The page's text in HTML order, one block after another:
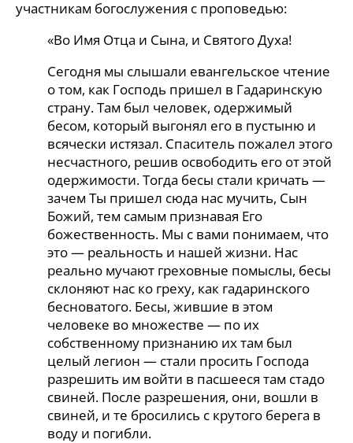
участникам богослужения с проповедью:
«Во Имя Отца и Сына, и Святого Духа!
Сегодня мы слышали евангельское чтение
о том, как Господь пришел в Гадаринскую
страну. Там был человек, одержимый
бесом, который выгонял его в пустыню и
всячески истязал. Спаситель пожалел этого
несчастного, решив освободить его от этой
одержимости. Тогда бесы стали кричать —
зачем Ты пришел сюда нас мучить, Сын
Божий, тем самым признавая Его
божественность. Мы с вами понимаем, что
это — реальность и нашей жизни. Нас
реально мучают греховные помыслы, бесы
склоняют нас ко греху, как гадаринского
бесноватого. Бесы, жившие в этом
человеке во множестве — по их
собственному признанию их там был
целый легион — стали просить Господа
разрешить им войти в пасшееся там стадо
свиней. После разрешения, они, вошли в
свиней, и те бросились с крутого берега в
воду и погибли.